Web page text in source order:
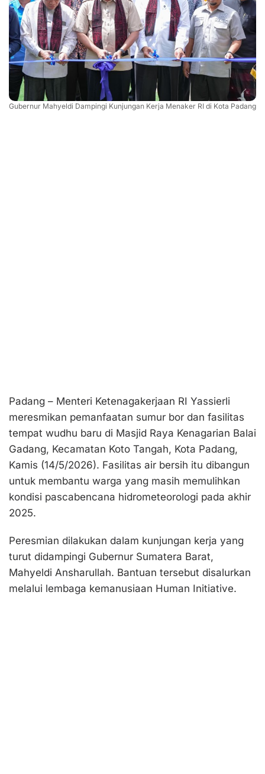
Gubernur Mahyeldi Dampingi Kunjungan Kerja Menaker RI di Kota Padang
Padang – Menteri Ketenagakerjaan RI Yassierli
meresmikan pemanfaatan sumur bor dan fasilitas
tempat wudhu baru di Masjid Raya Kenagarian Balai
Gadang, Kecamatan Koto Tangah, Kota Padang,
Kamis (14/5/2026). Fasilitas air bersih itu dibangun
untuk membantu warga yang masih memulihkan
kondisi pascabencana hidrometeorologi pada akhir
2025.
Peresmian dilakukan dalam kunjungan kerja yang
turut didampingi Gubernur Sumatera Barat,
Mahyeldi Ansharullah. Bantuan tersebut disalurkan
melalui lembaga kemanusiaan Human Initiative.